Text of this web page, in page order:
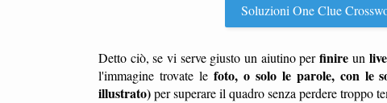
Soluzioni One Clue
Detto ciò, se vi serve giusto un aiutino perfinire un
l'immagine trovate le foto, o solo le parole, con le
illustrato)per superare il quadro senza perdere troppo